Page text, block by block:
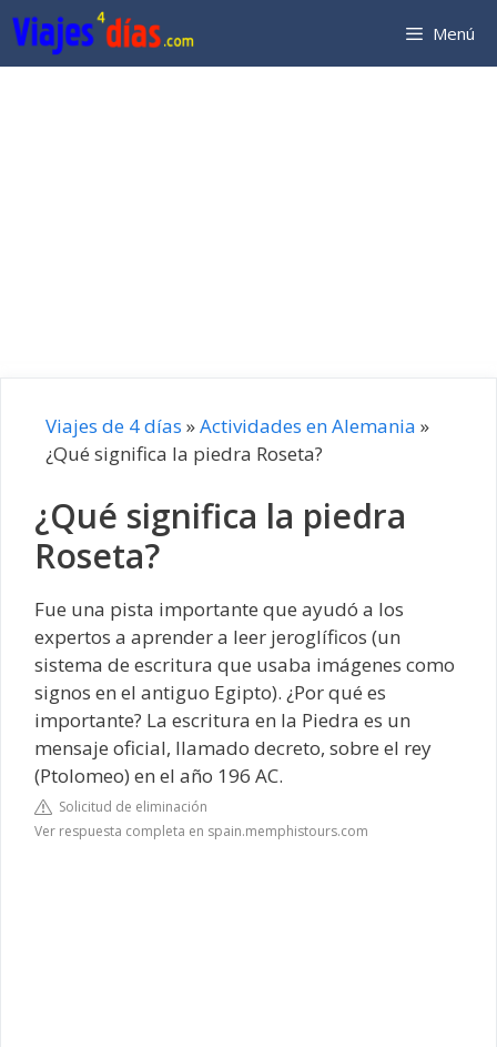
Saltar
al
contenido
Menú
Viajes de 4 días »Actividades en Alemania »
¿Qué significa la piedra Roseta?
¿Qué significa la piedra
Roseta?
Fue una pista importante que ayudó a los
expertos a aprender a leer jeroglíficos (un
sistema de escritura que usaba imágenes como
signos en el antiguo Egipto). ¿Por qué es
importante? La escritura en la Piedra es un
mensaje oficial, llamado decreto, sobre el rey
(Ptolomeo) en el año 196 AC.
Solicitud de eliminación
Ver respuesta completa en spain.memphistours.com